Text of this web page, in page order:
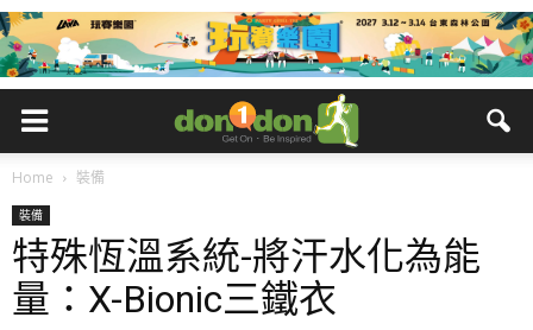
Home 裝備
裝備
特殊恆溫系統-將汗水化為能
量：X-Bionic三鐵衣